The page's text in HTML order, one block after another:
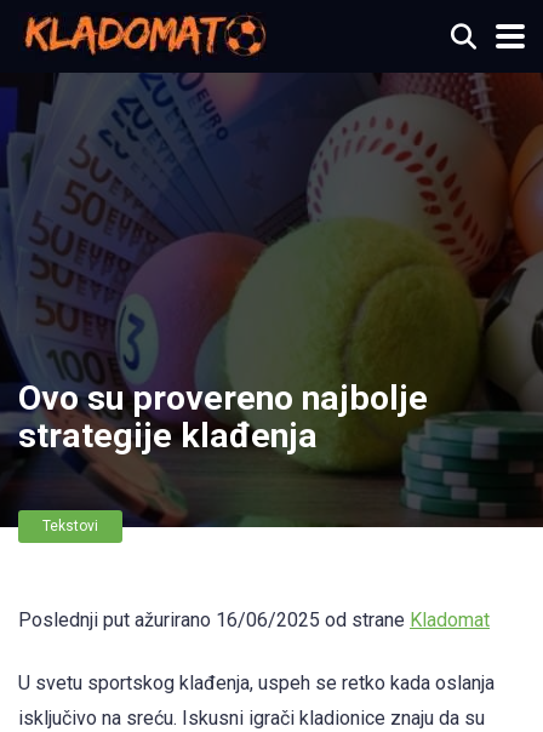
Ovo su provereno najbolje
strategije klađenja
Tekstovi
Poslednji put ažurirano 16/06/2025 od strane Kladomat
U svetu sportskog klađenja, uspeh se retko kada oslanja
isključivo na sreću. Iskusni igrači kladionice znaju da su